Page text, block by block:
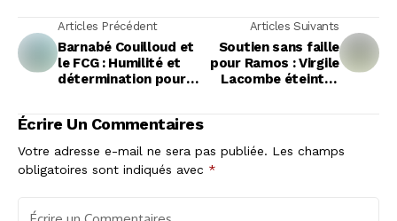
Articles Précédent
Barnabé Couilloud et
le FCG : Humilité et
détermination pour
Articles Suivants
Soutien sans faille
pour Ramos : Virgile
Lacombe éteint la
Écrire Un Commentaires
Votre adresse e-mail ne sera pas publiée. Les champs
obligatoires sont indiqués avec *